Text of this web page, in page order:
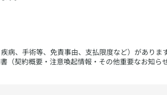
、手術等、免責事由、支払限度など）があります
（契約概要・注意喚起情報・その他重要なお知